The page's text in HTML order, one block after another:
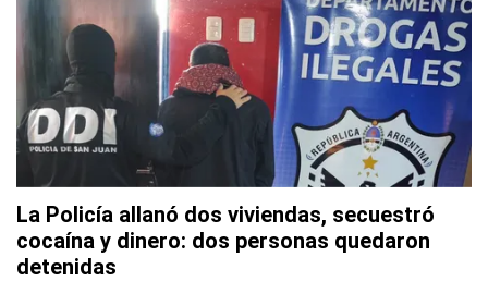
La Policía allanó dos viviendas, secuestró
cocaína y dinero: dos personas quedaron
detenidas